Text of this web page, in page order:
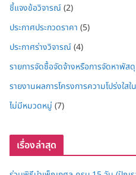
ชี้แจงข้อวิจารณ์(2)
ประกาศประกวดราคา (5)
ประกาศร่างวิจารณ์(4)
รายการจัดซื้อจัดจ้างหรือการจัดหาพั
รายงานผลการโครงการความโปร่งใส
ไม่มีหมวดหมู่ (7)
เรื่องล่าสุด